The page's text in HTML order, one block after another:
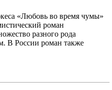
«Любовь во время чумы»
роман
разного рода
В России роман также